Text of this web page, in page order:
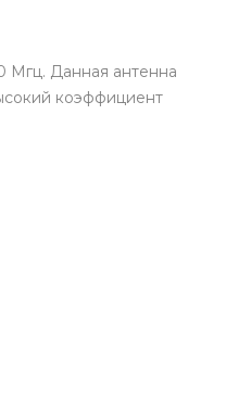
Мгц. Данная антенна
коэффициент